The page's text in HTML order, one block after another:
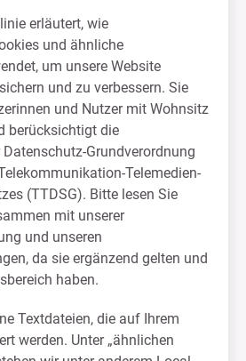
erläutert, wie
und ähnliche
um unsere Website
und zu verbessern. Sie
und Nutzer mit Wohnsitz
berücksichtigt die
Grundverordnung
Telemedien-
(TTDSG). Bitte lesen Sie
mit unserer
und unseren
da sie ergänzend gelten und
haben.
Textdateien, die auf Ihrem
werden. Unter „ähnlichen